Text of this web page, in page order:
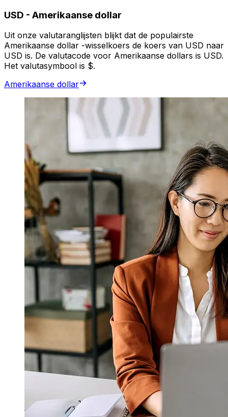
USD - Amerikaanse dollar
Uit onze valutaranglijsten blijkt dat de populairste
Amerikaanse dollar -wisselkoers de koers van USD naar
USD is. De valutacode voor Amerikaanse dollars is USD.
Het valutasymbool is $.
Amerikaanse dollar